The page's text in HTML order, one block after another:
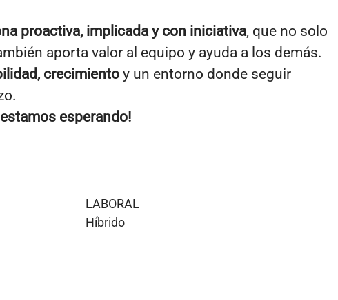
proactiva, implicada y con iniciativa, que no solo
aporta valor al equipo y ayuda a los demás.
crecimiento y un entorno donde seguir
esperando!
LABORAL
Híbrido